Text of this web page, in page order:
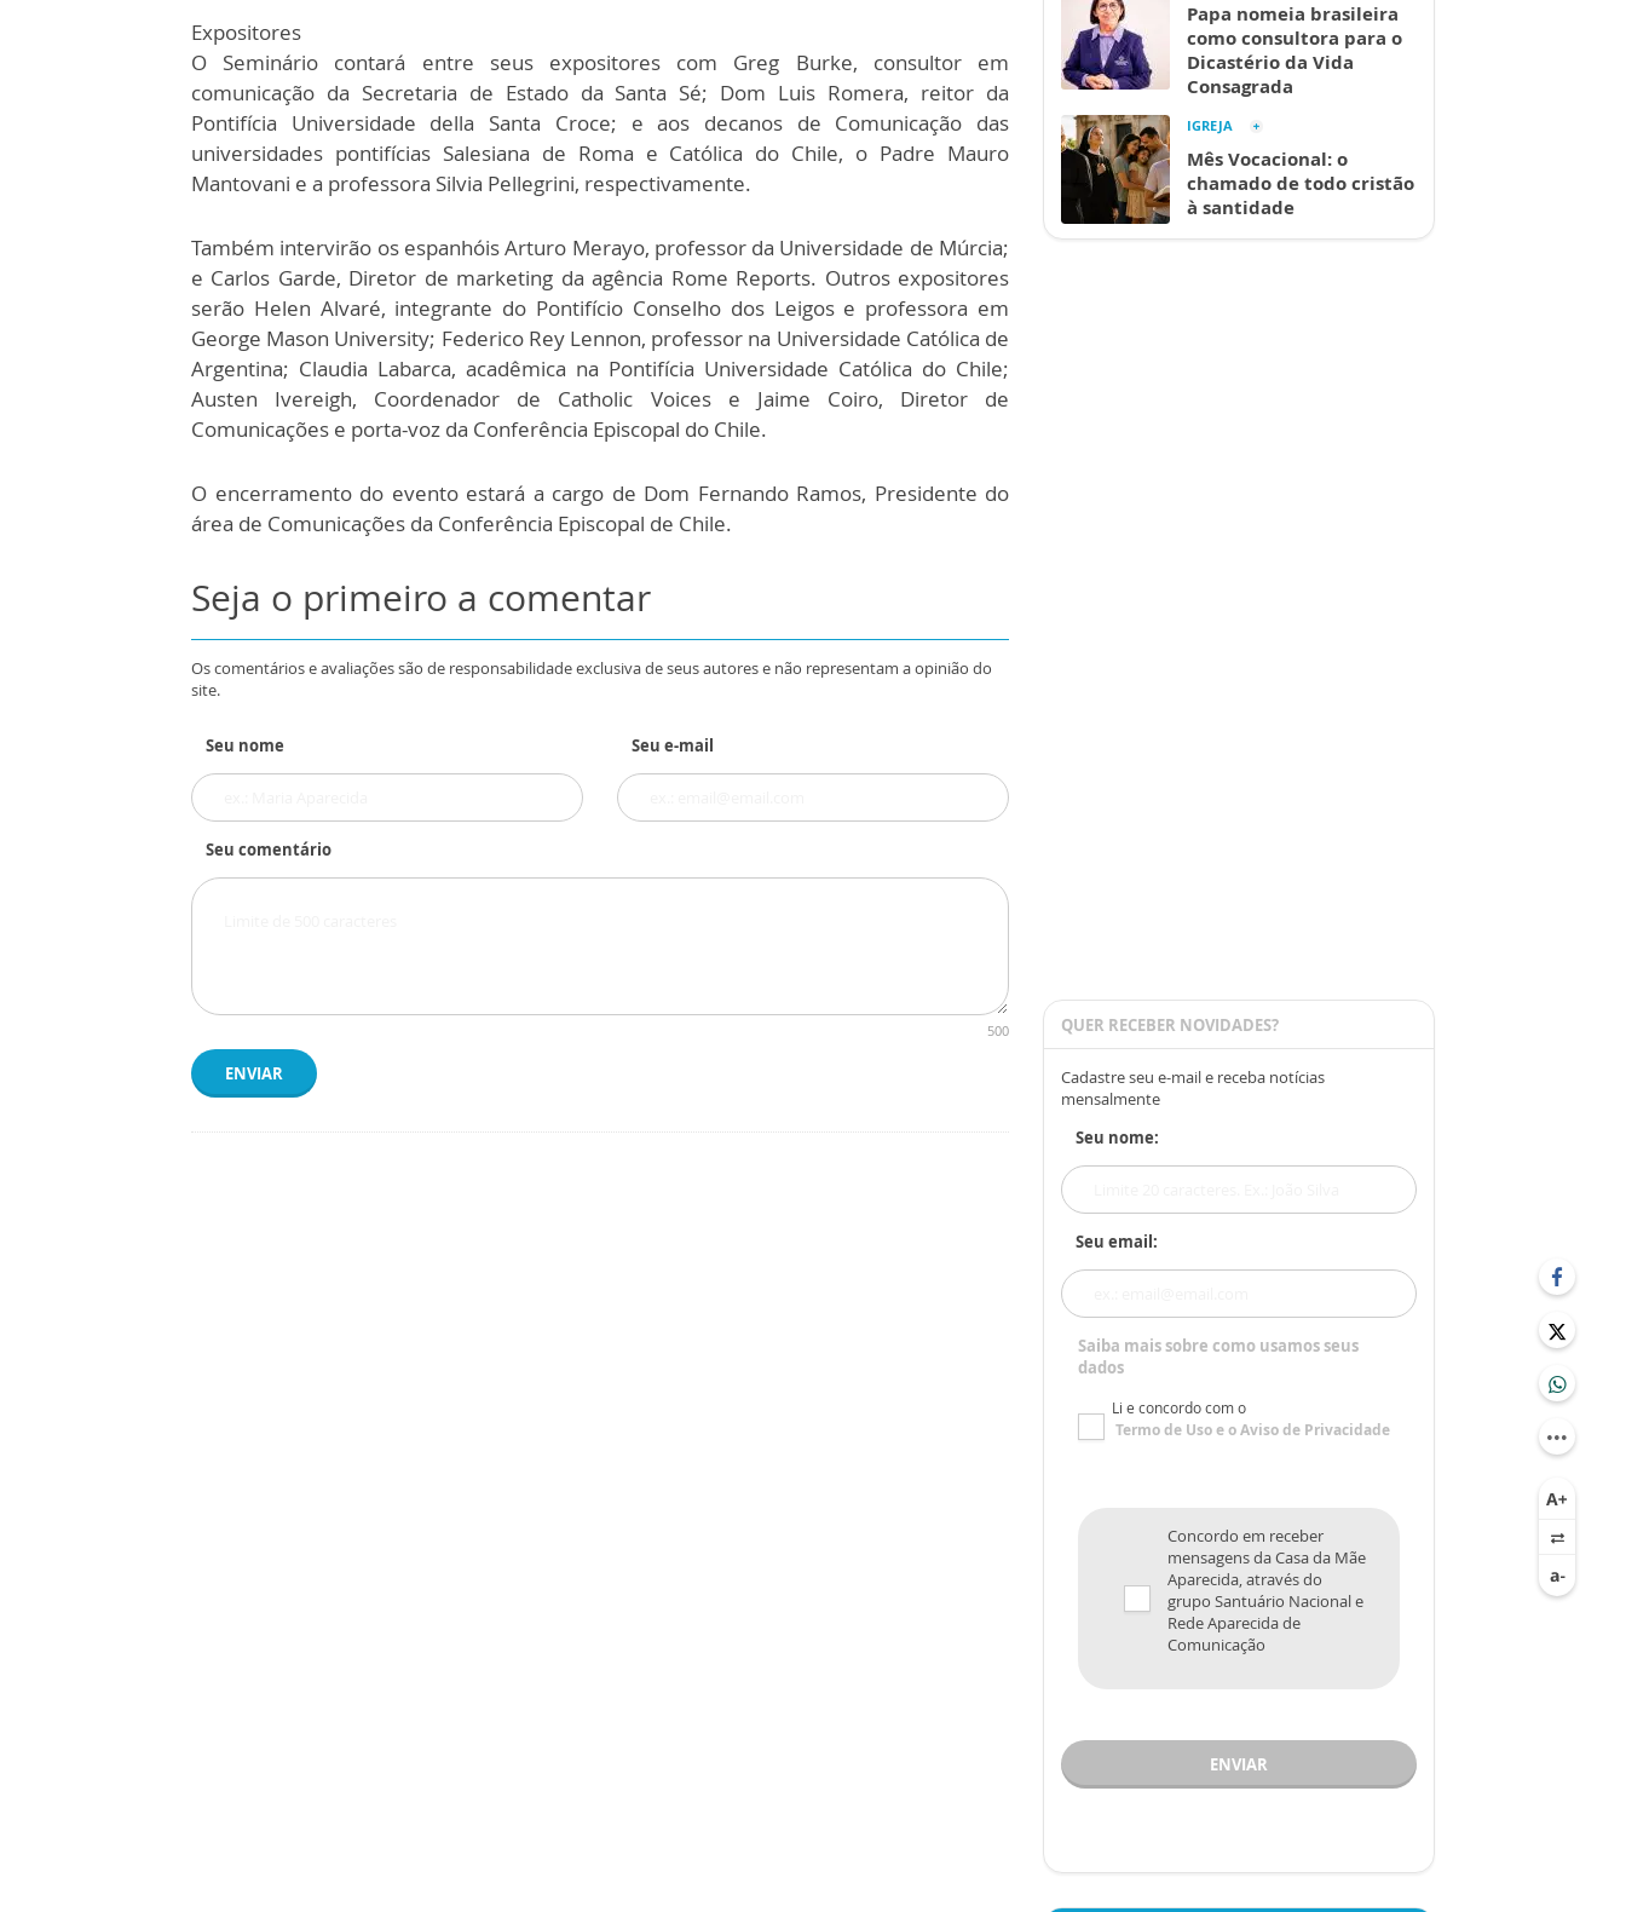
Expositores
O Seminário contará entre seus expositores com Greg Burke, consultor em
comunicação da Secretaria de Estado da Santa Sé; Dom Luis Romera, reitor da
Pontifícia Universidade della Santa Croce; e aos decanos de Comunicação das
universidades pontifícias Salesiana de Roma e Católica do Chile, o Padre Mauro
Mantovani e a professora Silvia Pellegrini, respectivamente.
Também intervirão os espanhóis Arturo Merayo, professor da Universidade de Múrcia;
e Carlos Garde, Diretor de marketing da agência Rome Reports. Outros expositores
serão Helen Alvaré, integrante do Pontifício Conselho dos Leigos e professora em
George Mason University; Federico Rey Lennon, professor na Universidade Católica de
Argentina; Claudia Labarca, acadêmica na Pontifícia Universidade Católica do Chile;
Austen Ivereigh, Coordenador de Catholic Voices e Jaime Coiro, Diretor de
Comunicações e porta-voz da Conferência Episcopal do Chile.
O encerramento do evento estará a cargo de Dom Fernando Ramos, Presidente do
área de Comunicações da Conferência Episcopal de Chile.
Seja o primeiro a comentar
Os comentários e avaliações são de responsabilidade exclusiva de seus autores e não representam a opinião do
site.
Seu nome Seu e-mail
Seu comentário
500
ENVIAR
Papa nomeia brasileira
como consultora para o
Dicastério da Vida
Consagrada
IGREJA
Mês Vocacional: o
chamado de todo cristão
à santidade
QUER RECEBER NOVIDADES?
Cadastre seu e-mail e receba notícias
mensalmente
Seu nome:
Seu email:
Saiba mais sobre como usamos seus
dados
Li e concordo com o
Termo de Usoe oAviso de Privacidade
Concordo em receber
mensagens da Casa da Mãe
Aparecida, através do
grupo Santuário Nacional e
Rede Aparecida de
Comunicação
ENVIAR